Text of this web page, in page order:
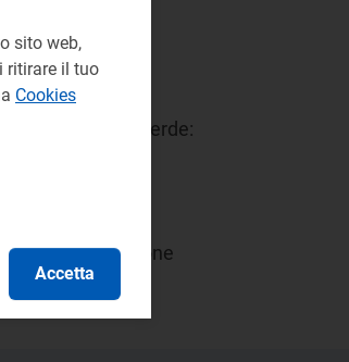
il numero verde:
, Direzione
sito web,
ritirare il tuo
Cookies
Accetta